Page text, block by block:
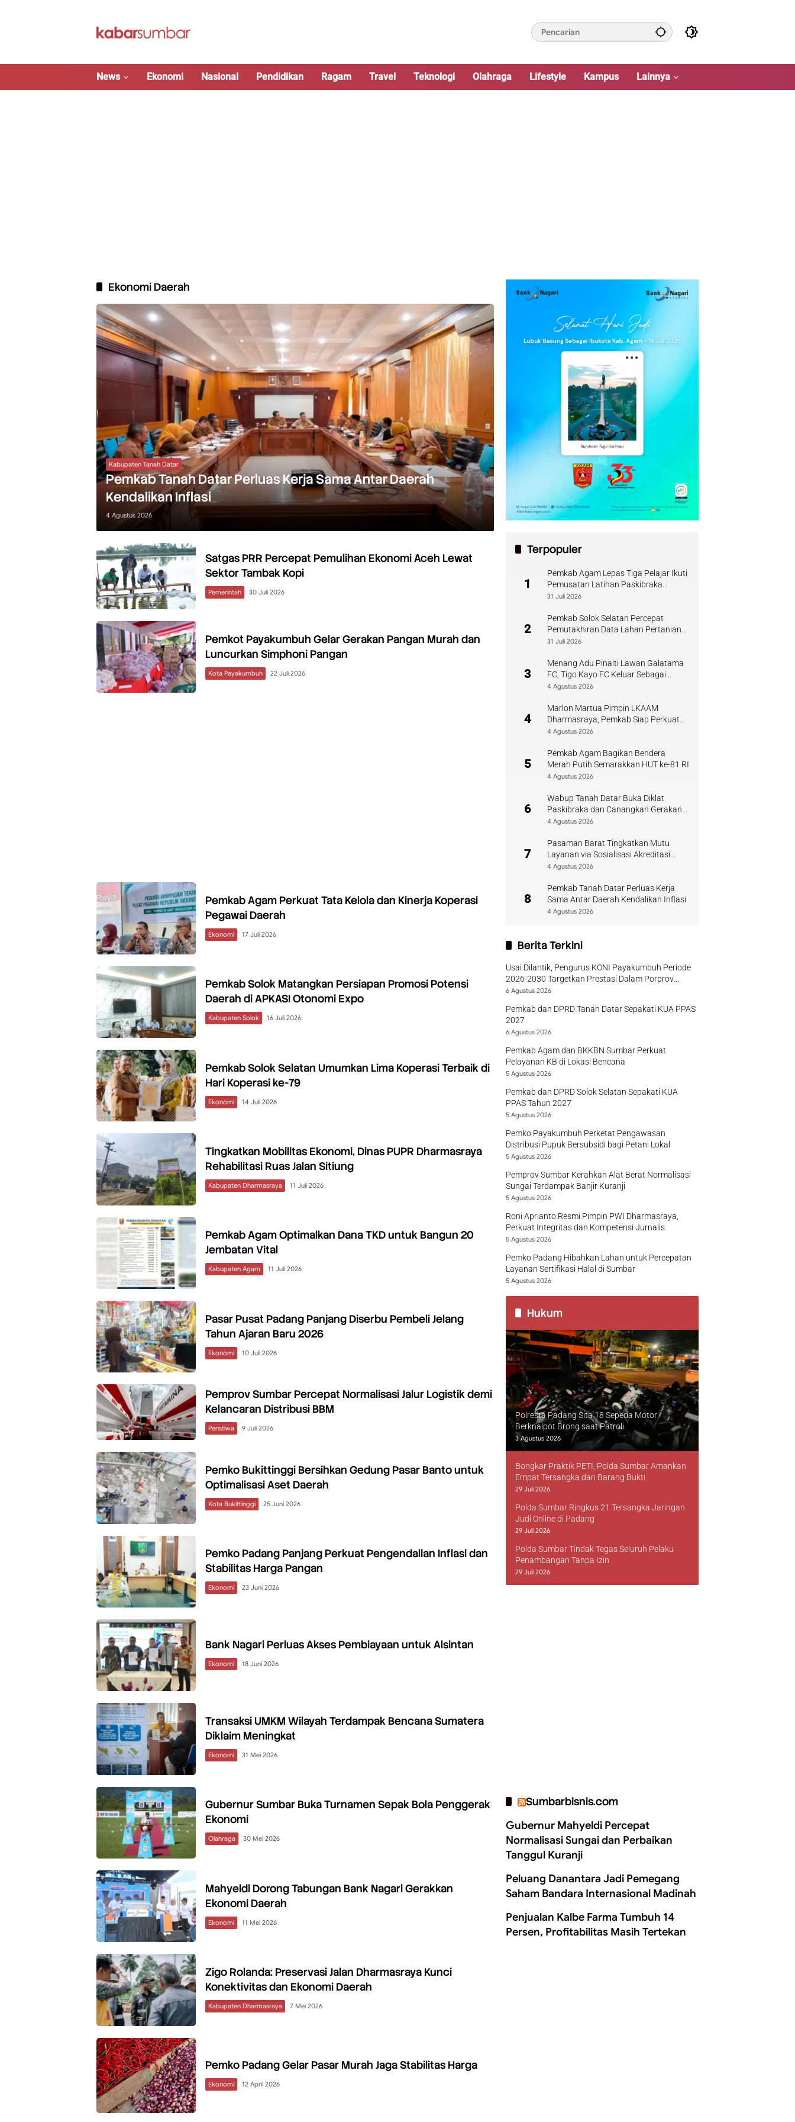
News Ekonomi Nasional Pendidikan Ragam Travel Teknologi Olahraga Lifestyle Kampus Lainnya
Ekonomi Daerah
Kabupaten Tanah Datar
Pemkab Tanah Datar Perluas Kerja Sama Antar Daerah
Kendalikan Inflasi
4 Agustus 2026
Satgas PRR Percepat Pemulihan Ekonomi Aceh Lewat
Sektor Tambak Kopi
Pemerintah 30 Juli 2026
Pemkot Payakumbuh Gelar Gerakan Pangan Murah dan
Luncurkan Simphoni Pangan
Kota Payakumbuh 22 Juli 2026
Pemkab Agam Perkuat Tata Kelola dan Kinerja Koperasi
Pegawai Daerah
Ekonomi 17 Juli 2026
Pemkab Solok Matangkan Persiapan Promosi Potensi
Daerah di APKASI Otonomi Expo
Kabupaten Solok 16 Juli 2026
Pemkab Solok Selatan Umumkan Lima Koperasi Terbaik di
Hari Koperasi ke-79
Ekonomi 14 Juli 2026
Tingkatkan Mobilitas Ekonomi, Dinas PUPR Dharmasraya
Rehabilitasi Ruas Jalan Sitiung
Kabupaten Dharmasraya 11 Juli 2026
Pemkab Agam Optimalkan Dana TKD untuk Bangun 20
Jembatan Vital
Kabupaten Agam 11 Juli 2026
Pasar Pusat Padang Panjang Diserbu Pembeli Jelang
Tahun Ajaran Baru 2026
Ekonomi 10 Juli 2026
Pemprov Sumbar Percepat Normalisasi Jalur Logistik demi
Kelancaran Distribusi BBM
Peristiwa 9 Juli 2026
Pemko Bukittinggi Bersihkan Gedung Pasar Banto untuk
Optimalisasi Aset Daerah
Kota Bukittinggi 25 Juni 2026
Pemko Padang Panjang Perkuat Pengendalian Inflasi dan
Stabilitas Harga Pangan
Ekonomi 23 Juni 2026
Bank Nagari Perluas Akses Pembiayaan untuk Alsintan
Ekonomi 18 Juni 2026
Transaksi UMKM Wilayah Terdampak Bencana Sumatera
Diklaim Meningkat
Ekonomi 31 Mei 2026
Gubernur Sumbar Buka Turnamen Sepak Bola Penggerak
Ekonomi
Olahraga 30 Mei 2026
Mahyeldi Dorong Tabungan Bank Nagari Gerakkan
Ekonomi Daerah
Ekonomi 11 Mei 2026
Zigo Rolanda: Preservasi Jalan Dharmasraya Kunci
Konektivitas dan Ekonomi Daerah
Kabupaten Dharmasraya 7 Mei 2026
Pemko Padang Gelar Pasar Murah Jaga Stabilitas Harga
Ekonomi 12 April 2026
Terpopuler
1
Pemkab Agam Lepas Tiga Pelajar Ikuti
Pemusatan Latihan Paskibraka
Sumbar
31 Juli 2026
2
Pemkab Solok Selatan Percepat
Pemutakhiran Data Lahan Pertanian
Pangan Berkelanjutan
31 Juli 2026
3
Menang Adu Pinalti Lawan Galatama
FC, Tigo Kayo FC Keluar Sebagai
Juara Piala Walikota Payakumbuh
4 Agustus 2026
4
Marlon Martua Pimpin LKAAM
Dharmasraya, Pemkab Siap Perkuat
Sinergi Adat
4 Agustus 2026
5
Pemkab Agam Bagikan Bendera
Merah Putih Semarakkan HUT ke-81 RI
4 Agustus 2026
6
Wabup Tanah Datar Buka Diklat
Paskibraka dan Canangkan Gerakan
Bendera
4 Agustus 2026
7
Pasaman Barat Tingkatkan Mutu
Layanan via Sosialisasi Akreditasi
Perpustakaan 2026
4 Agustus 2026
8
Pemkab Tanah Datar Perluas Kerja
Sama Antar Daerah Kendalikan Inflasi
4 Agustus 2026
Berita Terkini
Usai Dilantik, Pengurus KONI Payakumbuh Periode
2026-2030 Targetkan Prestasi Dalam Porprov
Sumbar
6 Agustus 2026
Pemkab dan DPRD Tanah Datar Sepakati KUA PPAS
2027
6 Agustus 2026
Pemkab Agam dan BKKBN Sumbar Perkuat
Pelayanan KB di Lokasi Bencana
5 Agustus 2026
Pemkab dan DPRD Solok Selatan Sepakati KUA
PPAS Tahun 2027
5 Agustus 2026
Pemko Payakumbuh Perketat Pengawasan
Distribusi Pupuk Bersubsidi bagi Petani Lokal
5 Agustus 2026
Pemprov Sumbar Kerahkan Alat Berat Normalisasi
Sungai Terdampak Banjir Kuranji
5 Agustus 2026
Roni Aprianto Resmi Pimpin PWI Dharmasraya,
Perkuat Integritas dan Kompetensi Jurnalis
5 Agustus 2026
Pemko Padang Hibahkan Lahan untuk Percepatan
Layanan Sertifikasi Halal di Sumbar
5 Agustus 2026
Hukum
Polresta Padang Sita 18 Sepeda Motor
Berknalpot Brong saat Patroli
3 Agustus 2026
Bongkar Praktik PETI, Polda Sumbar Amankan
Empat Tersangka dan Barang Bukti
29 Juli 2026
Polda Sumbar Ringkus 21 Tersangka Jaringan
Judi Online di Padang
29 Juli 2026
Polda Sumbar Tindak Tegas Seluruh Pelaku
Penambangan Tanpa Izin
29 Juli 2026
Sumbarbisnis.com
Gubernur Mahyeldi Percepat
Normalisasi Sungai dan Perbaikan
Tanggul Kuranji
Peluang Danantara Jadi Pemegang
Saham Bandara Internasional Madinah
Penjualan Kalbe Farma Tumbuh 14
Persen, Profitabilitas Masih Tertekan